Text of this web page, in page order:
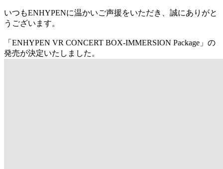
いつもENHYPENに温かいご声援をいただき、誠にありがと
うございます。
「ENHYPEN VR CONCERT BOX-IMMERSION Package」の
発売が決定いたしました。